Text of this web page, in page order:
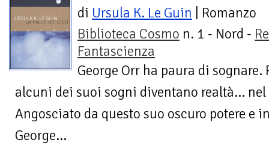
di Ursula K. Le Guin | Romanzo
Biblioteca Cosmo n. 1 - Nord -
Fantascienza
George Orr ha paura di sognare.
alcuni dei suoi sogni diventano realtà... nel
Angosciato da questo suo oscuro potere e
George...